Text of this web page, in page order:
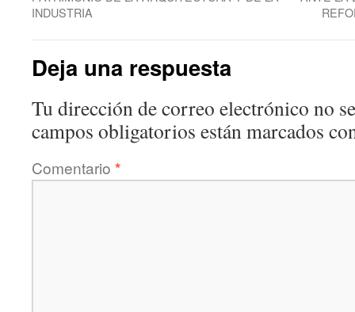
INDUSTRIA
Deja una respuesta
Tu dirección de correo electrónico no
campos obligatorios están marcados
Comentario *